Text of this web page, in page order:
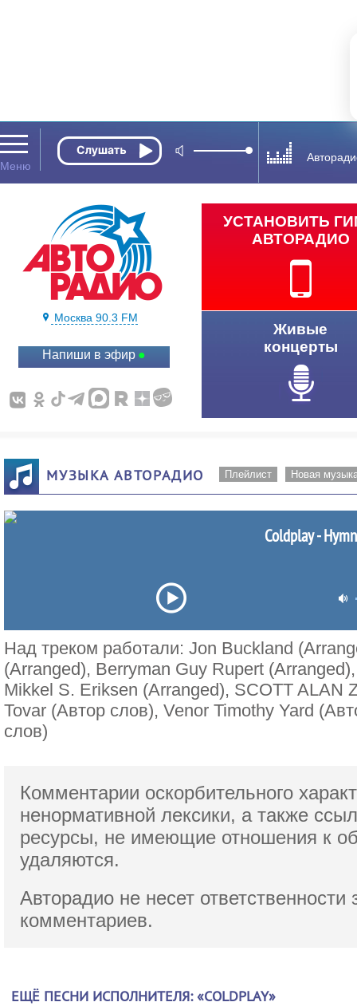
Москва 90.3 FM
Напиши в эфир
УСТАНОВИТЬ
АВТОРАДИО
Живые
концерты
МУЗЫКА АВТОРАДИО Плейлист Новая
Coldplay -
Над треком работали: Jon Buckland
(Arranged), Berryman Guy Rupert
Mikkel S. Eriksen (Arranged), SCOTT ALAN
Tovar (Автор слов), Venor Timothy Yard
слов)
Комментарии оскорбительного
ненормативной лексики, а также
ресурсы, не имеющие отношения к
удаляются.
Авторадио не несет ответственности
комментариев.
ЕЩЁ ПЕСНИ ИСПОЛНИТЕЛЯ: «COLDPLAY»